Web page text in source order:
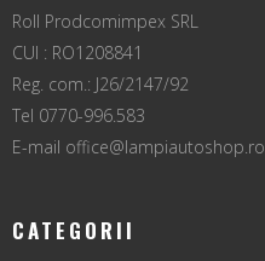
Roll Prodcomimpex SRL
CUI : RO1208841
Reg. com.: J26/2147/92
Tel 0770-996.583
E-mail office@lampiautoshop.ro
CATEGORII